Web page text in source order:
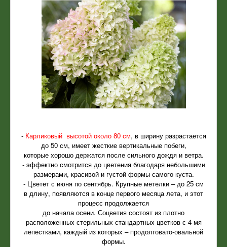
-Карликовый высотой около 80 см, в ширину разрастается
до 50 см, имеет жесткие вертикальные побеги,
которые хорошо держатся после сильного дождя и ветра.
- эффектно смотрится до цветения благодаря небольшими
размерами, красивой и густой формы самого куста.
- Цветет с июня по сентябрь. Крупные метелки – до 25 см
в длину, появляются в конце первого месяца лета, и этот
процесс продолжается
до начала осени. Соцветия состоят из плотно
расположенных стерильных стандартных цветков с 4-мя
лепестками, каждый из которых – продолговато-овальной
формы.